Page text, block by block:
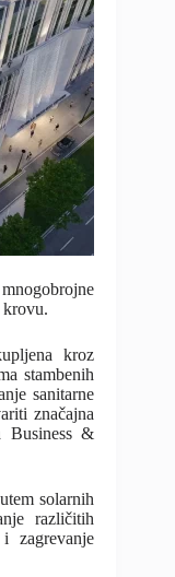
krovu.
kroz
stambenih
sanitarne
značajna
Business &
solarnih
različitih
zagrevanje